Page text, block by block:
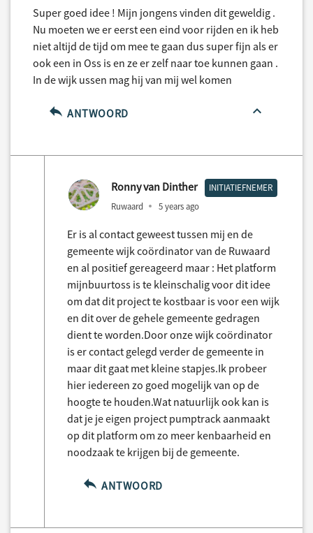
Super goed idee ! Mijn jongens vinden dit geweldig .
Nu moeten we er eerst een eind voor rijden en ik heb
niet altijd de tijd om mee te gaan dus super fijn als er
ook een in Oss is en ze er zelf naar toe kunnen gaan .
In de wijk ussen mag hij van mij wel komen
ANTWOORD
Ronny van Dinther INITIATIEFNEMER
Ruwaard 5 years ago
Er is al contact geweest tussen mij en de
gemeente wijk coördinator van de Ruwaard
en al positief gereageerd maar : Het platform
mijnbuurtoss is te kleinschalig voor dit idee
om dat dit project te kostbaar is voor een wijk
en dit over de gehele gemeente gedragen
dient te worden.Door onze wijk coördinator
is er contact gelegd verder de gemeente in
maar dit gaat met kleine stapjes.Ik probeer
hier iedereen zo goed mogelijk van op de
hoogte te houden.Wat natuurlijk ook kan is
dat je je eigen project pumptrack aanmaakt
op dit platform om zo meer kenbaarheid en
noodzaak te krijgen bij de gemeente.
ANTWOORD